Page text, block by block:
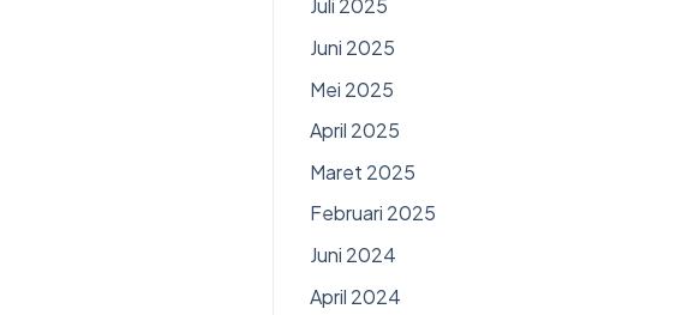
Juli 2025
Juni 2025
Mei 2025
April 2025
Maret 2025
Februari 2025
Juni 2024
April 2024